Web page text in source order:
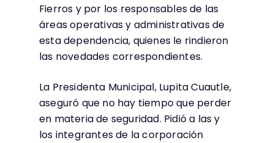
Fierros y por los responsables de las
áreas operativas y administrativas de
esta dependencia, quienes le rindieron
las novedades correspondientes.
La Presidenta Municipal, Lupita Cuautle,
aseguró que no hay tiempo que perder
en materia de seguridad. Pidió a las y
los integrantes de la corporación